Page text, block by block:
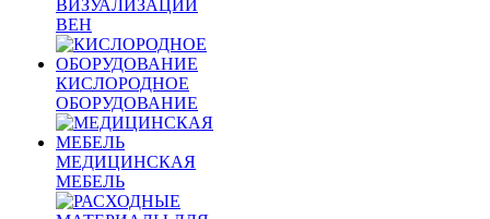
ВИЗУАЛИЗАЦИИ
ВЕН
КИСЛОРОДНОЕ
ОБОРУДОВАНИЕ
МЕДИЦИНСКАЯ
МЕБЕЛЬ